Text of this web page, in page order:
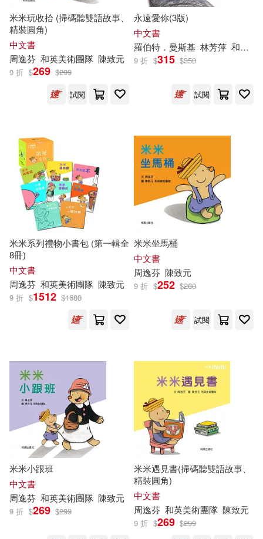
米米玩收拾 (掃碼聽雙語故事、
精裝圓角)
中文書
周逸芬 和英美術團隊 陳致元
9 折 $269 $299
試閱
永遠愛你(3版)
中文書
羅伯特．曼斯基 林芳萍 和英美術團隊
9 折 $315 $350
試閱
米米系列禮物小書包 (第一輯全
8冊)
中文書
周逸芬 和英美術團隊 陳致元
9 折 $1512 $1680
米米坐馬桶
中文書
周逸芬 陳致元
9 折 $252 $280
試閱
米米小跟班
中文書
周逸芬 和英美術團隊 陳致元
9 折 $269 $299
米米遇見書(掃碼聽雙語故事、
精裝圓角)
中文書
周逸芬 和英美術團隊 陳致元
9 折 $269 $299